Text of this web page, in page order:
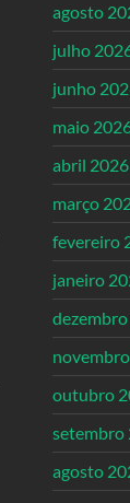
agosto
julho
junho
maio
abril 2026
março
fevereiro
janeiro
outubro
setembro
agosto